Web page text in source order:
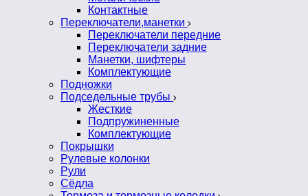
Контактные
Переключатели,манетки
Переключатели передние
Переключатели задние
Манетки, шифтеры
Комплектующие
Подножки
Подседельные трубы
Жесткие
Подпружиненные
Комплектующие
Покрышки
Рулевые колонки
Рули
Сёдла